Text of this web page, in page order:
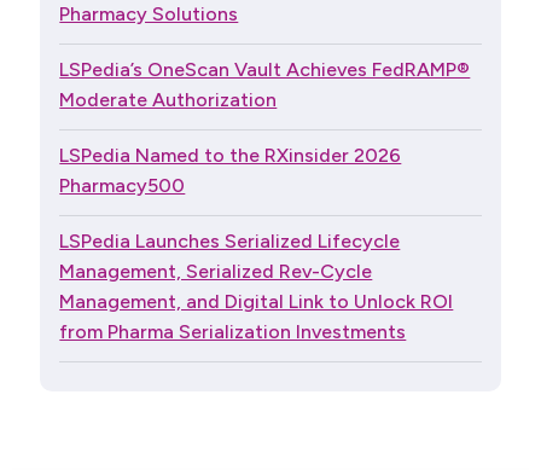
Pharmacy Solutions
LSPedia’s OneScan Vault Achieves FedRAMP®
Moderate Authorization
LSPedia Named to the RXinsider 2026
Pharmacy500
LSPedia Launches Serialized Lifecycle
Management, Serialized Rev-Cycle
Management, and Digital Link to Unlock ROI
from Pharma Serialization Investments